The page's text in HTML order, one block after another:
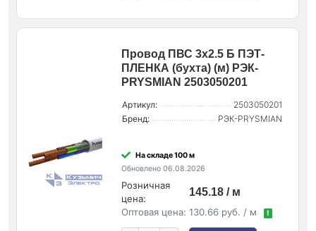
Провод ПВС 3х2.5 Б ПЭТ-
ПЛЕНКА (бухта) (м) РЭК-
PRYSMIAN 2503050201
Артикул:
2503050201
Бренд:
РЭК-PRYSMIAN
На складе 100 м
Обновлено 06.08.2026
Розничная
цена:
145.18 / м
Оптовая цена: 130.66 руб. / м !